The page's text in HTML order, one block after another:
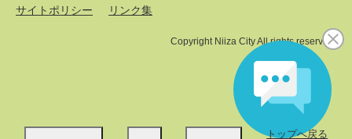
トップへ戻る
サイトポリシー
リンク集
Copyright Niiza City All rights reserved.